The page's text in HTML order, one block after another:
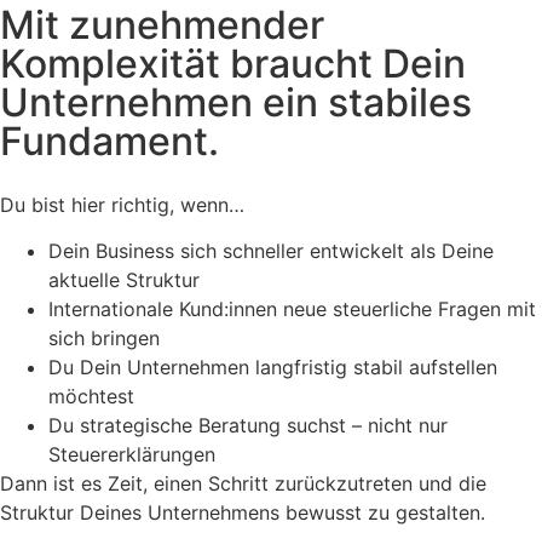
Mit zunehmender
Komplexität braucht Dein
Unternehmen ein stabiles
Fundament.
Du bist hier richtig, wenn…
Dein Business sich schneller entwickelt als Deine
aktuelle Struktur
Internationale Kund:innen neue steuerliche Fragen mit
sich bringen
Du Dein Unternehmen langfristig stabil aufstellen
möchtest
Du strategische Beratung suchst – nicht nur
Steuererklärungen
Dann ist es Zeit, einen Schritt zurückzutreten und die
Struktur Deines Unternehmens bewusst zu gestalten.